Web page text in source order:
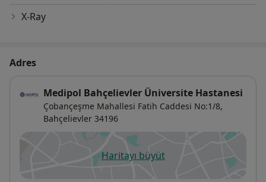
X-Ray
Adres
Medipol Bahçelievler Üniversite Hastanesi
Çobançeşme Mahallesi Fatih Caddesi No:1/8,
Bahçelievler 34196
Haritayı büyütyeni bir sekmede açılır